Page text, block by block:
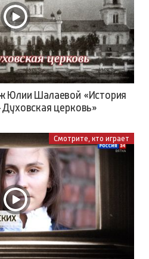
Юлии Шалаевой «История
церковь»
Смотрите, кто играет